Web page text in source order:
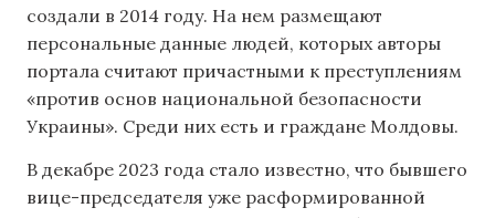
создали в 2014 году. На нем размещают
персональные данные людей, которых авторы
портала считают причастными к преступлениям
«против основ национальной безопасности
Украины». Среди них есть и граждане Молдовы.
В декабре 2023 года стало известно, что бывшего
вице-председателя уже расформированной